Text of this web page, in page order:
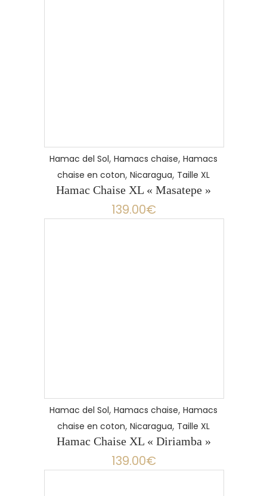
Hamac del Sol, Hamacs chaise, Hamacs
chaise en coton, Nicaragua, Taille XL
Hamac Chaise XL « Masatepe »
139.00€
Hamac del Sol, Hamacs chaise, Hamacs
chaise en coton, Nicaragua, Taille XL
Hamac Chaise XL « Diriamba »
139.00€